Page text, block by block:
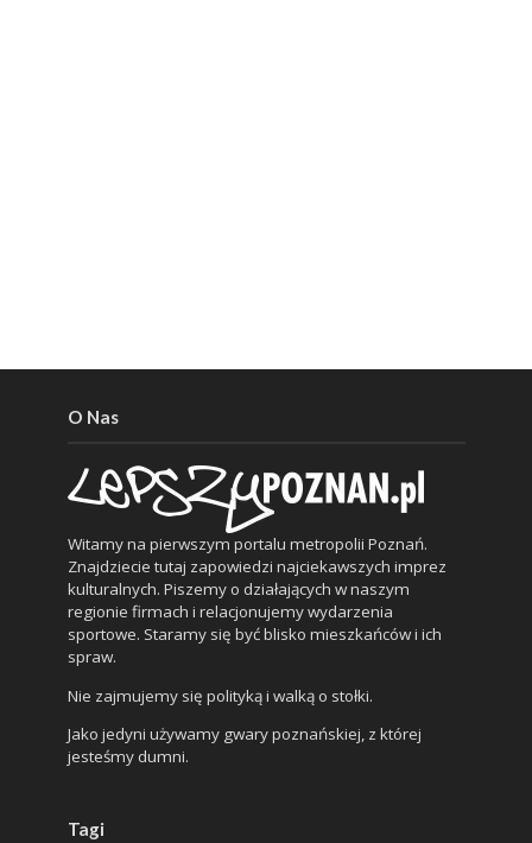
O Nas
Witamy na pierwszym portalu metropolii Poznań.
Znajdziecie tutaj zapowiedzi najciekawszych imprez
kulturalnych. Piszemy o działających w naszym
regionie firmach i relacjonujemy wydarzenia
sportowe. Staramy się być blisko mieszkańców i ich
spraw.
Nie zajmujemy się polityką i walką o stołki.
Jako jedyni używamy gwary poznańskiej, z której
jesteśmy dumni.
Tagi